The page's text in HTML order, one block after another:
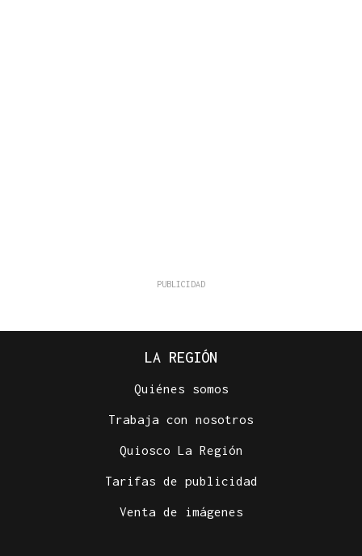
LA REGIÓN
Quiénes somos
Trabaja con nosotros
Quiosco La Región
Tarifas de publicidad
Venta de imágenes